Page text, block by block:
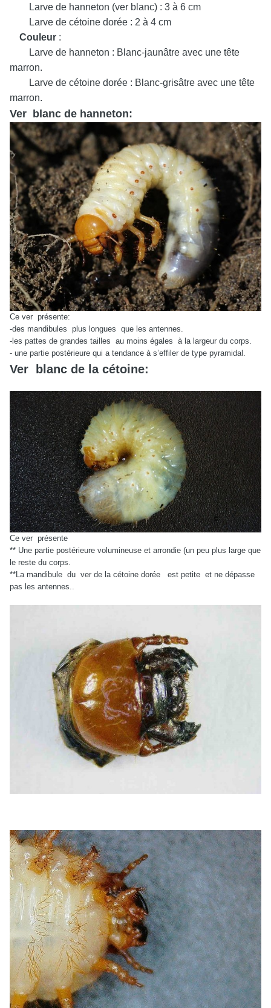
Larve de hanneton (ver blanc) : 3 à 6 cm
Larve de cétoine dorée : 2 à 4 cm
Couleur :
Larve de hanneton : Blanc-jaunâtre avec une tête
marron.
Larve de cétoine dorée : Blanc-grisâtre avec une tête
marron.
Ver blanc de hanneton:
Ce ver présente:
-des mandibules plus longues que les antennes.
-les pattes de grandes tailles au moins égales à la largeur du corps.
- une partie postérieure qui a tendance à s’effiler de type pyramidal.
Ver blanc de la cétoine:
Ce ver présente
** Une partie postérieure volumineuse et arrondie (un peu plus large que
le reste du corps.
**La mandibule du ver de la cétoine dorée est petite et ne dépasse
pas les antennes..